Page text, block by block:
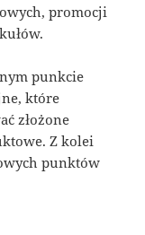
promocji
punkcie
które
złożone
Z kolei
punktów